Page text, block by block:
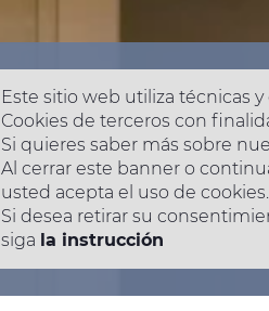
Este sitio web utiliza técnicas
Cookies de terceros con
Si quieres saber más sobre
Al cerrar este banner o
usted acepta el uso de cookies.
Si desea retirar su
siga la instrucción